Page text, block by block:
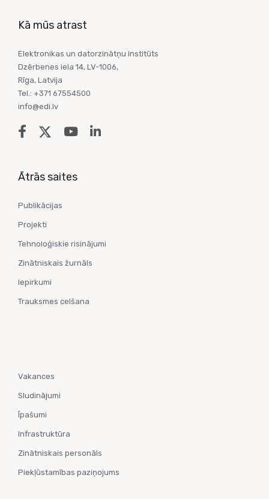
Kā mūs atrast
Elektronikas un datorzinātņu institūts
Dzērbenes iela 14, LV-1006,
Rīga, Latvija
Tel.: +371 67554500
info@edi.lv
Ātrās saites
Publikācijas
Projekti
Tehnoloģiskie risinājumi
Zinātniskais žurnāls
Iepirkumi
Trauksmes celšana
Vakances
Sludinājumi
Īpašumi
Infrastruktūra
Zinātniskais personāls
Piekļūstamības paziņojums